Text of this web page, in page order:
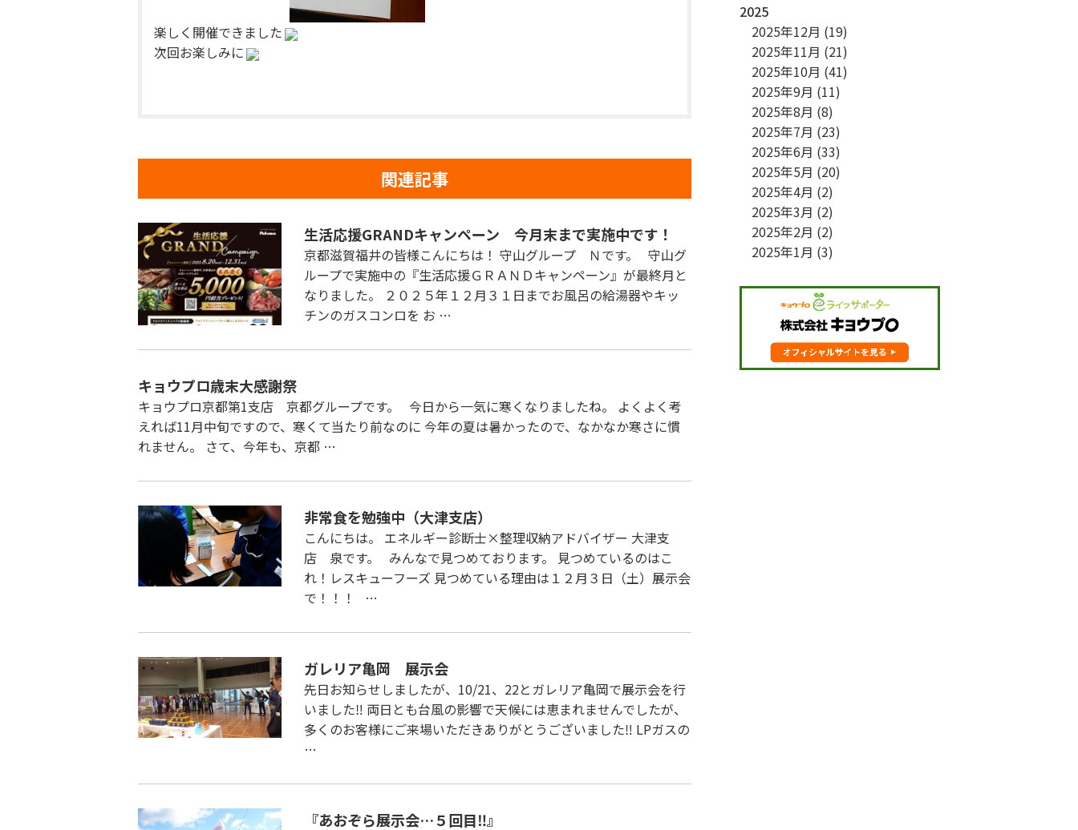
楽しく開催できました
次回お楽しみに
関連記事
生活応援GRANDキャンペーン 今月末まで実施中です！
京都滋賀福井の皆様こんにちは！ 守山グループ Ｎです。 守山グ
ループで実施中の『生活応援ＧＲＡＮＤキャンペーン』が最終月と
なりました。 ２０２５年１２月３１日までお風呂の給湯器やキッ
チンのガスコンロを お …
キョウプロ歳末大感謝祭
キョウプロ京都第1支店 京都グループです。 今日から一気に寒くなりましたね。 よくよく考
えれば11月中旬ですので、寒くて当たり前なのに 今年の夏は暑かったので、なかなか寒さに慣
れません。 さて、今年も、京都 …
非常食を勉強中（大津支店）
こんにちは。 エネルギー診断士×整理収納アドバイザー 大津支
店 泉です。 みんなで見つめております。 見つめているのはこ
れ！レスキューフーズ 見つめている理由は１２月３日（土）展示会
で！！！ …
ガレリア亀岡 展示会
先日お知らせしましたが、10/21、22とガレリア亀岡で展示会を行
いました‼ 両日とも台風の影響で天候には恵まれませんでしたが、
多くのお客様にご来場いただきありがとうございました‼ LPガスの
…
『あおぞら展示会…５回目‼』
2025
2025年12月 (19)
2025年11月 (21)
2025年10月 (41)
2025年9月 (11)
2025年8月 (8)
2025年7月 (23)
2025年6月 (33)
2025年5月 (20)
2025年4月 (2)
2025年3月 (2)
2025年2月 (2)
2025年1月 (3)